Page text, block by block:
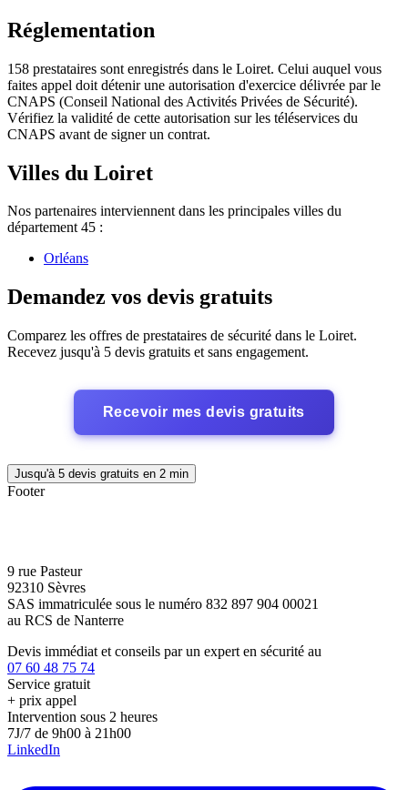
Réglementation
158 prestataires sont enregistrés dans le Loiret. Celui auquel vous
faites appel doit détenir une autorisation d'exercice délivrée par le
CNAPS (Conseil National des Activités Privées de Sécurité).
Vérifiez la validité de cette autorisation sur les téléservices du
CNAPS avant de signer un contrat.
Villes du Loiret
Nos partenaires interviennent dans les principales villes du
département 45 :
Orléans
Demandez vos devis gratuits
Comparez les offres de prestataires de sécurité dans le Loiret.
Recevez jusqu'à 5 devis gratuits et sans engagement.
Recevoir mes devis gratuits
Jusqu'à 5 devis gratuits en 2 min
Footer
9 rue Pasteur
92310 Sèvres
SAS immatriculée sous le numéro 832 897 904 00021
au RCS de Nanterre
Devis immédiat et conseils par un expert en sécurité au
07 60 48 75 74
Service gratuit
+ prix appel
Intervention sous 2 heures
7J/7 de 9h00 à 21h00
LinkedIn